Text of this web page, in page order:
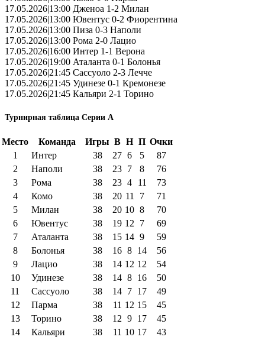
17.05.2026|13:00 Дженоа 1-2 Милан
17.05.2026|13:00 Ювентус 0-2 Фиорентина
17.05.2026|13:00 Пиза 0-3 Наполи
17.05.2026|13:00 Рома 2-0 Лацио
17.05.2026|16:00 Интер 1-1 Верона
17.05.2026|19:00 Аталанта 0-1 Болонья
17.05.2026|21:45 Сассуоло 2-3 Лечче
17.05.2026|21:45 Удинезе 0-1 Кремонезе
17.05.2026|21:45 Кальяри 2-1 Торино
Турнирная таблица Серии А
Место Команда Игры В Н П Очки
1
Интер 38 27 6 5
87
2
Наполи 38 23 7 8
76
3
Рома 38 23 4 11
73
4
Комо 38 20 11 7
71
5
Милан 38 20 10 8
70
6
Ювентус 38 19 12 7
69
7
Аталанта 38 15 14 9
59
8
Болонья 38 16 8 14
56
9
Лацио 38 14 12 12
54
10
Удинезе 38 14 8 16
50
11
Сассуоло 38 14 7 17
49
12
Парма 38 11 12 15
45
13
Торино 38 12 9 17
45
14
Кальяри 38 11 10 17
43